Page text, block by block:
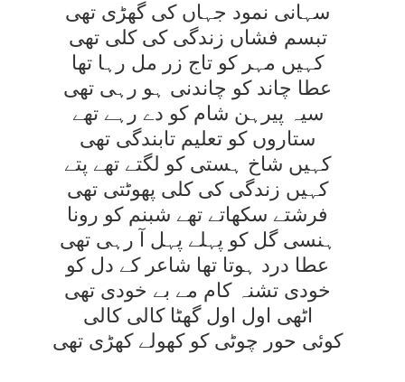
سہانی نمود جہاں کی گھڑی تھی
تبسم فشاں زندگی کی کلی تھی
کہيں مہر کو تاج زر مل رہا تھا
عطا چاند کو چاندنی ہو رہی تھی
سيہ پيرہن شام کو دے رہے تھے
ستاروں کو تعليم تابندگی تھی
کہيں شاخ ہستی کو لگتے تھے پتے
کہيں زندگی کی کلی پھوٹتی تھی
فرشتے سکھاتے تھے شبنم کو رونا
ہنسی گل کو پہلے پہل آ رہی تھی
عطا درد ہوتا تھا شاعر کے دل کو
خودی تشنہ کام مے بے خودی تھی
اٹھی اول اول گھٹا کالی کالی
کوئی حور چوٹی کو کھولے کھڑی تھی